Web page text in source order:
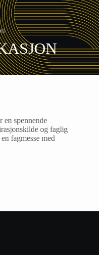
en spennende
og faglig
fagmesse med